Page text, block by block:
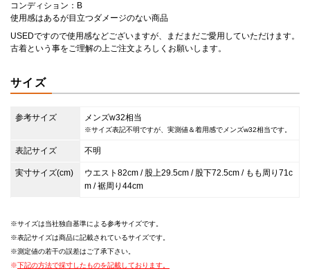
コンディション：B
使用感はあるが目立つダメージのない商品
USEDですので使用感などございますが、まだまだご愛用していただけます。
古着という事をご理解の上ご注文よろしくお願いします。
サイズ
参考サイズ メンズw32相当
※サイズ表記不明ですが、実測値＆着用感でメンズw32相当です。
表記サイズ 不明
実寸サイズ(cm)
ウエスト82cm / 股上29.5cm / 股下72.5cm / もも周り71c
m / 裾周り44cm
サイズは当社独自基準による参考サイズです。
表記サイズは商品に記載されているサイズです。
測定値の若干の誤差はご了承下さい。
下記の方法で採寸したものを記載しております。